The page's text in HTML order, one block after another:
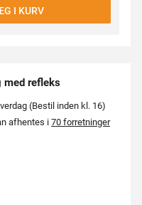
I KURV
med refleks
(Bestil inden kl. 16)
afhentes i 70 forretninger